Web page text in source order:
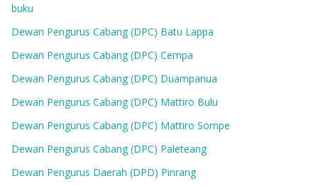
buku
Dewan Pengurus Cabang (DPC) Batu Lappa
Dewan Pengurus Cabang (DPC) Cempa
Dewan Pengurus Cabang (DPC) Duampanua
Dewan Pengurus Cabang (DPC) Mattiro Bulu
Dewan Pengurus Cabang (DPC) Mattiro Sompe
Dewan Pengurus Cabang (DPC) Paleteang
Dewan Pengurus Daerah (DPD) Pinrang